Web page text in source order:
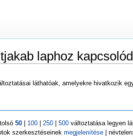
laphoz
láthatóak, amelyekre hivatkozik
50| 100| 250| 500változtatása legyen
szerkesztéseinek megjelenítése|